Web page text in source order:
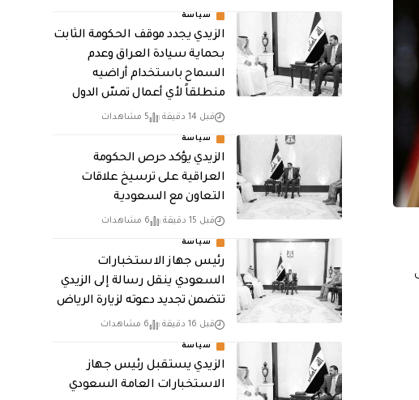
سياسة
الزيدي يجدد موقف الحكومة الثابت
بحماية سيادة العراق وعدم
السماح باستخدام أراضيه
منطلقاً لأي أعمال تمسّ الدول
قبل 14 دقيقة 5 مشاهدات
سياسة
الزيدي يؤكد حرص الحكومة
العراقية على ترسيخ علاقات
التعاون مع السعودية
قبل 15 دقيقة 6 مشاهدات
سياسة
رئيس جهاز الاستخبارات
السعودي ينقل رسالة إلى الزيدي
تتضمن تجديد دعوته لزيارة الرياض
قبل 16 دقيقة 6 مشاهدات
سياسة
الزيدي يستقبل رئيس جهاز
الاستخبارات العامة السعودي